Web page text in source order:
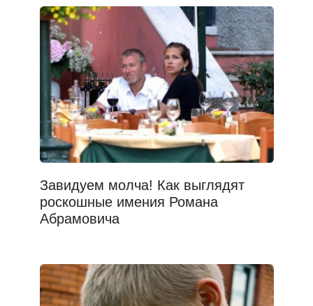
Завидуем молча! Как выглядят
роскошные имения Романа
Абрамовича